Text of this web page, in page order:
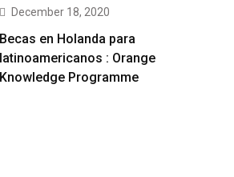
December 18, 2020
Becas en Holanda para
latinoamericanos : Orange
Knowledge Programme